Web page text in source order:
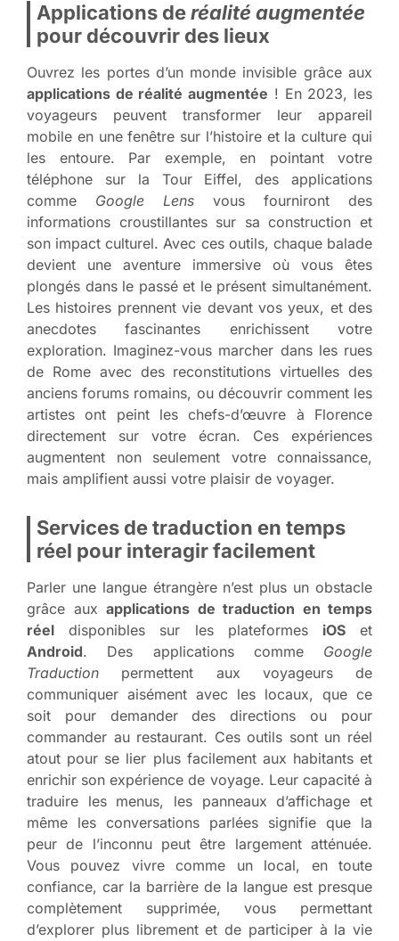
Applications deréalité augmentée
pour découvrir des lieux
Ouvrez les portes d’un monde invisible grâce aux
applications de réalité augmentée ! En 2023, les
voyageurs peuvent transformer leur appareil
mobile en une fenêtre sur l’histoire et la culture qui
les entoure. Par exemple, en pointant votre
téléphone sur la Tour Eiffel, des applications
comme Google Lens vous fourniront des
informations croustillantes sur sa construction et
son impact culturel. Avec ces outils, chaque balade
devient une aventure immersive où vous êtes
plongés dans le passé et le présent simultanément.
Les histoires prennent vie devant vos yeux, et des
anecdotes fascinantes enrichissent votre
exploration. Imaginez-vous marcher dans les rues
de Rome avec des reconstitutions virtuelles des
anciens forums romains, ou découvrir comment les
artistes ont peint les chefs-d’œuvre à Florence
directement sur votre écran. Ces expériences
augmentent non seulement votre connaissance,
mais amplifient aussi votre plaisir de voyager.
Services de traduction en temps
réel pour interagir facilement
Parler une langue étrangère n’est plus un obstacle
grâce aux applications de traduction en temps
réel disponibles sur les plateformes iOSet
Android. Des applications comme Google
Traduction permettent aux voyageurs de
communiquer aisément avec les locaux, que ce
soit pour demander des directions ou pour
commander au restaurant. Ces outils sont un réel
atout pour se lier plus facilement aux habitants et
enrichir son expérience de voyage. Leur capacité à
traduire les menus, les panneaux d’affichage et
même les conversations parlées signifie que la
peur de l’inconnu peut être largement atténuée.
Vous pouvez vivre comme un local, en toute
confiance, car la barrière de la langue est presque
complètement supprimée, vous permettant
d’explorer plus librement et de participer à la vie